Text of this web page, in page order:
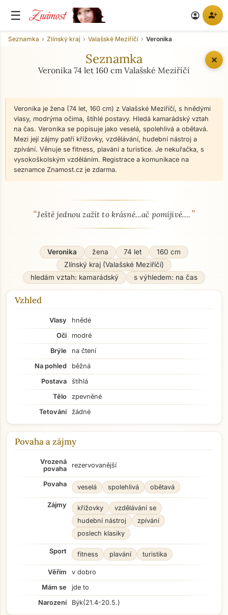
☰ Známost account_circle person_add
✕
Seznamka Zlínský kraj Valašské Meziříčí Veronika
Seznamka
Veronika 74 let 160 cm Valašské Meziříčí
Veronika je žena (74 let, 160 cm) z Valašské Meziříčí, s hnědými
vlasy, modrýma očima, štíhlé postavy. Hledá kamarádský vztah
na čas. Veronika se popisuje jako veselá, spolehlivá a obětavá.
Mezi její zájmy patří křížovky, vzdělávání, hudební nástroj a
zpívání. Věnuje se fitness, plavání a turistice. Je nekuřačka, s
vysokoškolským vzděláním. Registrace a komunikace na
seznamce Znamost.cz je zdarma.
O mně - seznamka profil
“Ještě jednou zažít to krásné...ač pomíjivé.... ”
Veronika žena 74 let
160 cm
Zlínský kraj (Valašské Meziříčí)
hledám vztah: kamarádský
s výhledem: na čas
Vzhled
Vlasy
hnědé
Oči
modré
Brýle
na čtení
Na pohled
běžná
Postava
štíhlá
Tělo
zpevněné
Tetování
žádné
Povaha a zájmy
Vrozená
povaha
rezervovanější
Povaha veselá spolehlivá obětavá
Zájmy křížovky
vzdělávání se
hudební nástroj
zpívání
poslech klasiky
Sport fitness plavání turistika
Věřím
v dobro
Mám se
jde to
Narození
Býk(21.4-20.5.)